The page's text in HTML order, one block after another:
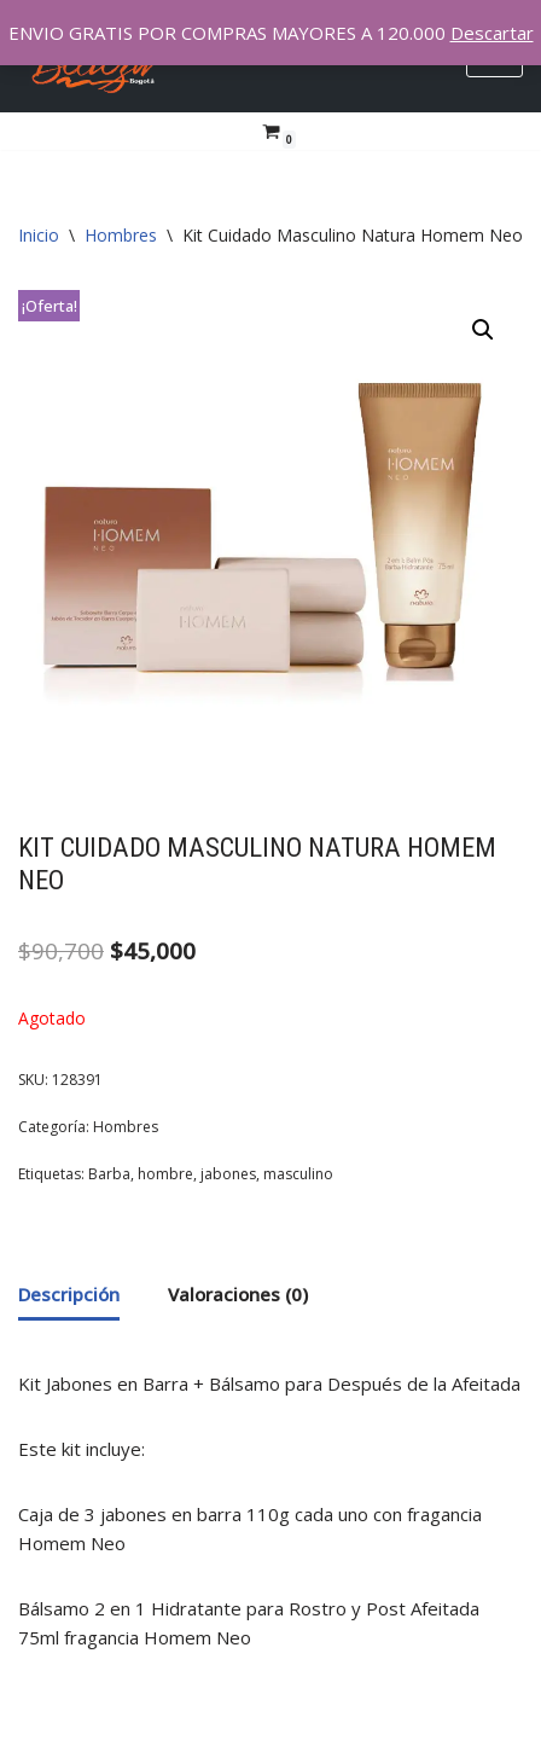
Saltar
0
Inicio \ Hombres \ Kit Cuidado Masculino Natura Homem Neo
¡Oferta!
KIT CUIDADO MASCULINO NATURA HOMEM
NEO
$90,700 $45,000
Agotado
SKU: 128391
Categoría: Hombres
Etiquetas: Barba, hombre, jabones, masculino
Descripción Valoraciones (0)
Kit Jabones en Barra + Bálsamo para Después de la Afeitada
Este kit incluye:
Caja de 3 jabones en barra 110g cada uno con fragancia
Homem Neo
Bálsamo 2 en 1 Hidratante para Rostro y Post Afeitada
75ml fragancia Homem Neo
ENVIO GRATIS POR COMPRAS MAYORES A 120.000 Descartar